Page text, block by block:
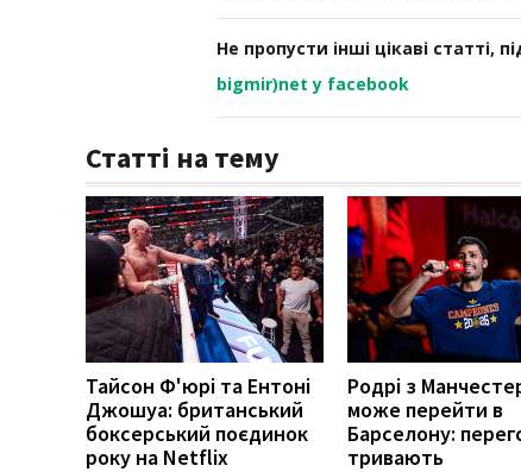
Не пропусти інші цікаві статті,
bigmir)net у facebook
Статті на тему
Тайсон Ф'юрі та Ентоні
Джошуа: британський
боксерський поєдинок
року на Netflix
Родрі з
може перейти в
Барселону:
тривають